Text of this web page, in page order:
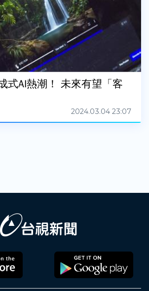
式AI熱潮！ 未來有望「客
2024.03.04 23:07